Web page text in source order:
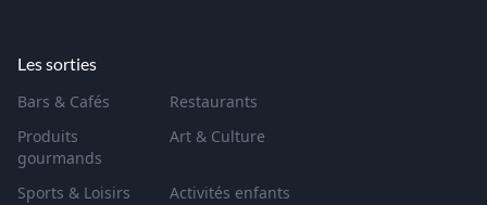
Les sorties
Bars & Cafés
Restaurants
Produits
gourmands
Art & Culture
Sports & Loisirs
Activités enfants